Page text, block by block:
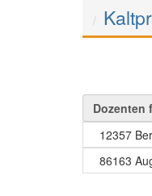
Dozenten
12357
86163